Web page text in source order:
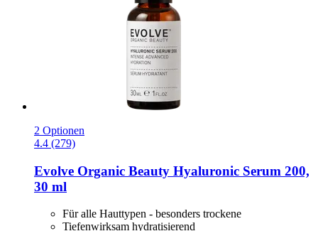
2 Optionen
4.4 (279)
Evolve Organic Beauty Hyaluronic Serum 200,
30 ml
Für alle Hauttypen - besonders trockene
Tiefenwirksam hydratisierend